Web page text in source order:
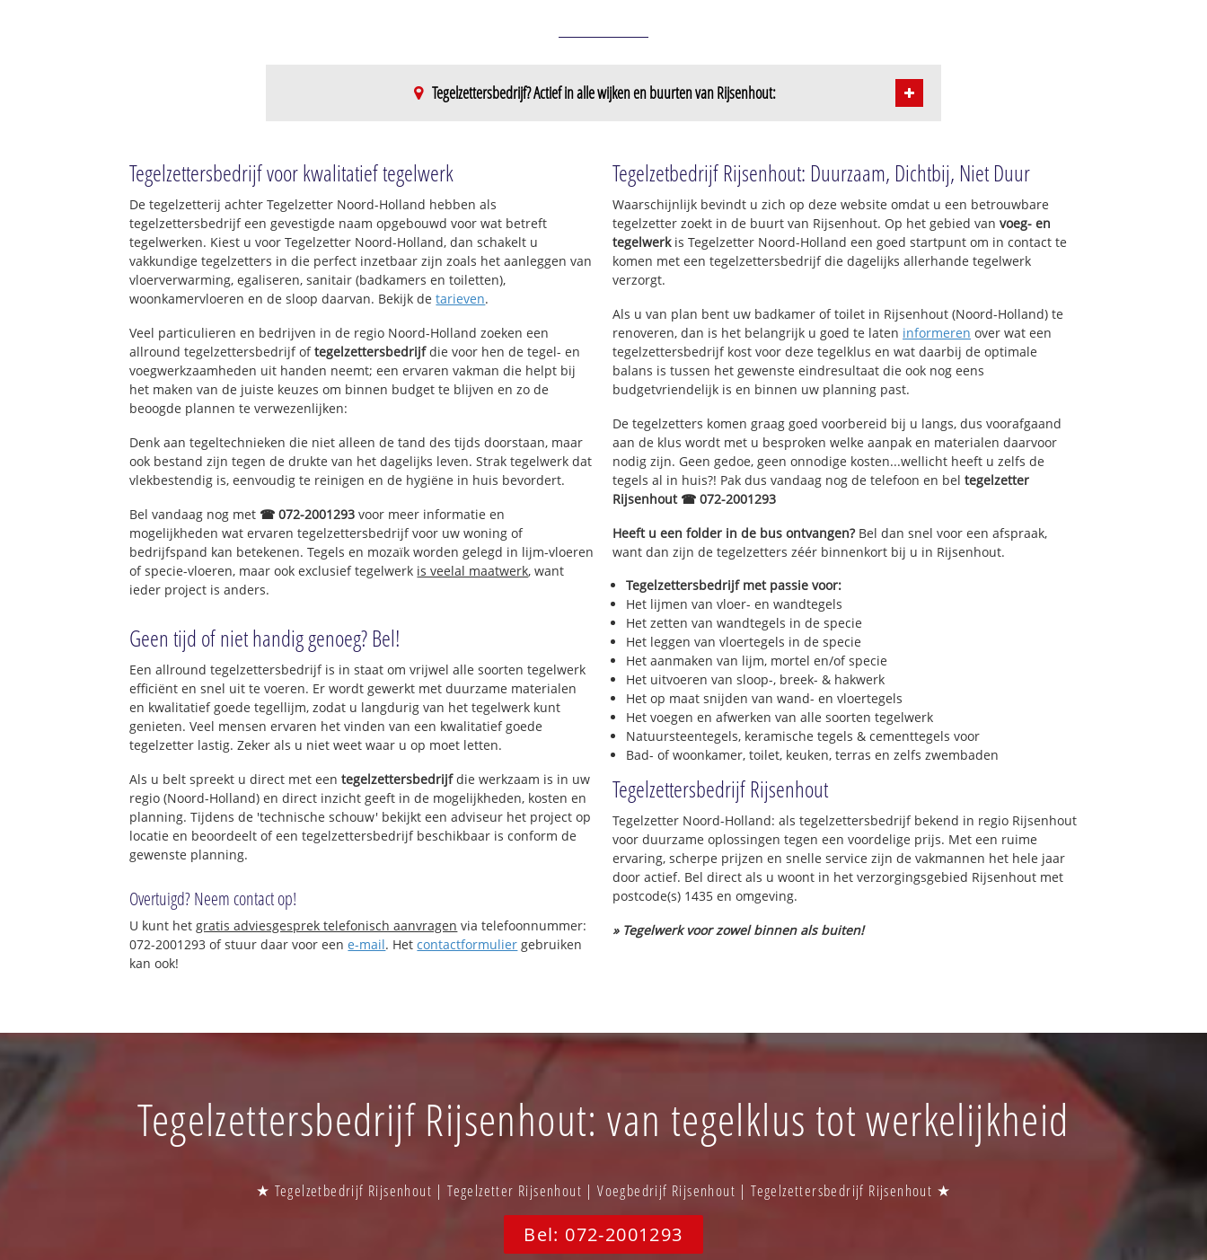
Tegelzettersbedrijf? Actief in alle wijken en buurten van Rijsenhout:
Rijsenhout Zuid
Rijsenhout Dijk
Rijsenhout Omgeving
Tegelzettersbedrijf voor kwalitatief tegelwerk
De tegelzetterij achter Tegelzetter Noord-Holland hebben als
tegelzettersbedrijf een gevestigde naam opgebouwd voor wat betreft
tegelwerken. Kiest u voor Tegelzetter Noord-Holland, dan schakelt u
vakkundige tegelzetters in die perfect inzetbaar zijn zoals het aanleggen van
vloerverwarming, egaliseren, sanitair (badkamers en toiletten),
woonkamervloeren en de sloop daarvan. Bekijk detarieven.
Veel particulieren en bedrijven in de regio Noord-Holland zoeken een
allround tegelzettersbedrijf oftegelzettersbedrijfdie voor hen de tegel- en
voegwerkzaamheden uit handen neemt; een ervaren vakman die helpt bij
het maken van de juiste keuzes om binnen budget te blijven en zo de
beoogde plannen te verwezenlijken:
Denk aan tegeltechnieken die niet alleen de tand des tijds doorstaan, maar
ook bestand zijn tegen de drukte van het dagelijks leven. Strak tegelwerk dat
vlekbestendig is, eenvoudig te reinigen en de hygiëne in huis bevordert.
Bel vandaag nog met ☎ 072-2001293 voor meer informatie en
mogelijkheden wat ervaren tegelzettersbedrijf voor uw woning of
bedrijfspand kan betekenen. Tegels en mozaïk worden gelegd in lijm-vloeren
of specie-vloeren, maar ook exclusief tegelwerk is veelal maatwerk, want
ieder project is anders.
Geen tijd of niet handig genoeg? Bel!
Een allround tegelzettersbedrijf is in staat om vrijwel alle soorten tegelwerk
efficiënt en snel uit te voeren. Er wordt gewerkt met duurzame materialen
en kwalitatief goede tegellijm, zodat u langdurig van het tegelwerk kunt
genieten. Veel mensen ervaren het vinden van een kwalitatief goede
tegelzetter lastig. Zeker als u niet weet waar u op moet letten.
Als u belt spreekt u direct met eentegelzettersbedrijfdie werkzaam is in uw
regio (Noord-Holland) en direct inzicht geeft in de mogelijkheden, kosten en
planning. Tijdens de 'technische schouw' bekijkt een adviseur het project op
locatie en beoordeelt of een tegelzettersbedrijf beschikbaar is conform de
gewenste planning.
Overtuigd? Neem contact op!
U kunt hetgratis adviesgesprek telefonisch aanvragen via telefoonnummer:
072-2001293 of stuur daar voor eene-mail. Hetcontactformulier gebruiken
kan ook!
Tegelzetbedrijf Rijsenhout: Duurzaam, Dichtbij, Niet Duur
Waarschijnlijk bevindt u zich op deze website omdat u een betrouwbare
tegelzetter zoekt in de buurt van Rijsenhout. Op het gebied van voeg- en
tegelwerkis Tegelzetter Noord-Holland een goed startpunt om in contact te
komen met een tegelzettersbedrijf die dagelijks allerhande tegelwerk
verzorgt.
Als u van plan bent uw badkamer of toilet in Rijsenhout (Noord-Holland) te
renoveren, dan is het belangrijk u goed te laten informeren over wat een
tegelzettersbedrijf kost voor deze tegelklus en wat daarbij de optimale
balans is tussen het gewenste eindresultaat die ook nog eens
budgetvriendelijk is en binnen uw planning past.
De tegelzetters komen graag goed voorbereid bij u langs, dus voorafgaand
aan de klus wordt met u besproken welke aanpak en materialen daarvoor
nodig zijn. Geen gedoe, geen onnodige kosten...wellicht heeft u zelfs de
tegels al in huis?! Pak dus vandaag nog de telefoon en bel tegelzetter
Rijsenhout ☎ 072-2001293
Heeft u een folder in de bus ontvangen?Bel dan snel voor een afspraak,
want dan zijn de tegelzetters zéér binnenkort bij u in Rijsenhout.
Tegelzettersbedrijf met passie voor:
Het lijmen van vloer- en wandtegels
Het zetten van wandtegels in de specie
Het leggen van vloertegels in de specie
Het aanmaken van lijm, mortel en/of specie
Het uitvoeren van sloop-, breek- & hakwerk
Het op maat snijden van wand- en vloertegels
Het voegen en afwerken van alle soorten tegelwerk
Natuursteentegels, keramische tegels & cementtegels voor
Bad- of woonkamer, toilet, keuken, terras en zelfs zwembaden
Tegelzettersbedrijf Rijsenhout
Tegelzetter Noord-Holland: als tegelzettersbedrijf bekend in regio Rijsenhout
voor duurzame oplossingen tegen een voordelige prijs. Met een ruime
ervaring, scherpe prijzen en snelle service zijn de vakmannen het hele jaar
door actief. Bel direct als u woont in het verzorgingsgebied Rijsenhout met
postcode(s) 1435 en omgeving.
» Tegelwerk voor zowel binnen als buiten!
Tegelzettersbedrijf Rijsenhout: van tegelklus tot werkelijkheid
★ Tegelzetbedrijf Rijsenhout | Tegelzetter Rijsenhout | Voegbedrijf Rijsenhout | Tegelzettersbedrijf Rijsenhout ★
Bel: 072-2001293